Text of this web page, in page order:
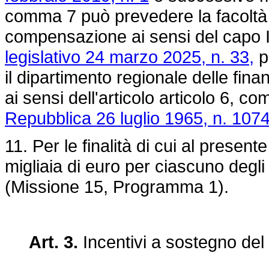
comma 7 può prevedere la
compensazione ai sensi del
legislativo 24 marzo 2025, n. 33,
il dipartimento regionale delle
ai sensi dell'articolo articolo 6,
Repubblica 26 luglio 1965, n.
11. Per le finalità di cui al
migliaia di euro per ciascuno
(Missione 15, Programma 1).
Art. 3. Incentivi a sostegno